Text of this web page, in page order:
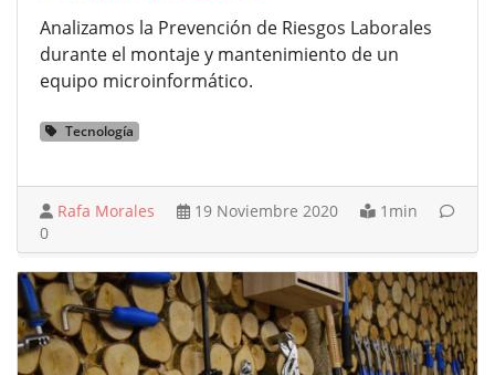
Analizamos la Prevención de Riesgos Laborales
durante el montaje y mantenimiento de un
equipo microinformático.
Tecnología
Rafa Morales 19 Noviembre 2020
1min
0